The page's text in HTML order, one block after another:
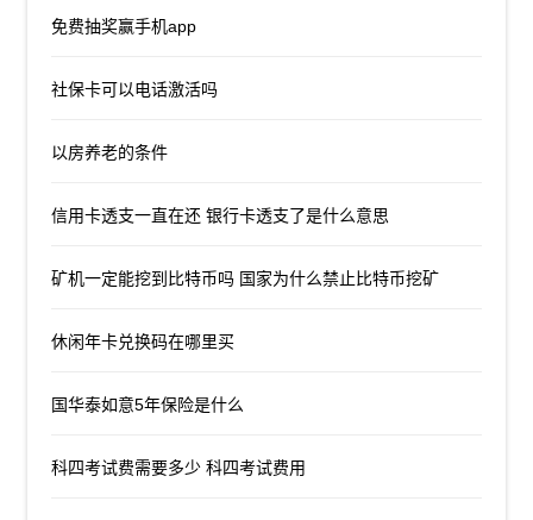
免费抽奖赢手机app
社保卡可以电话激活吗
以房养老的条件
信用卡透支一直在还 银行卡透支了是什么意思
矿机一定能挖到比特币吗 国家为什么禁止比特币挖矿
休闲年卡兑换码在哪里买
国华泰如意5年保险是什么
科四考试费需要多少 科四考试费用